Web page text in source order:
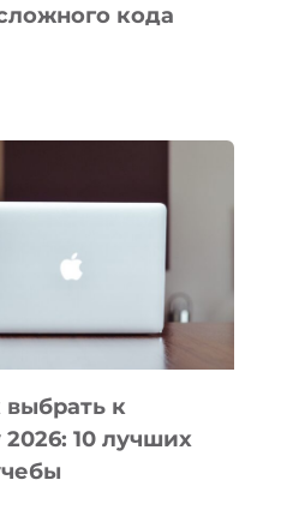
кода
выбрать к
10 лучших